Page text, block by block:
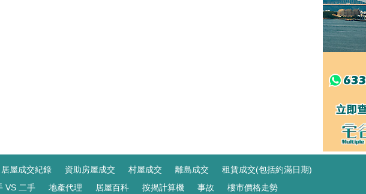
居屋成交紀錄 資助房屋成交 村屋成交 離島成交
租賃成交(包括約滿日期)
VS 二手 地產代理 居屋百科 按揭計算機 事故 樓市價格走勢